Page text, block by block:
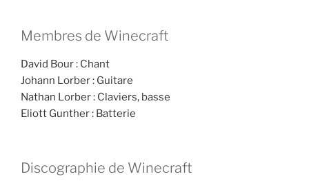
Membres de Winecraft
David Bour : Chant
Johann Lorber : Guitare
Nathan Lorber : Claviers, basse
Eliott Gunther : Batterie
Discographie de Winecraft